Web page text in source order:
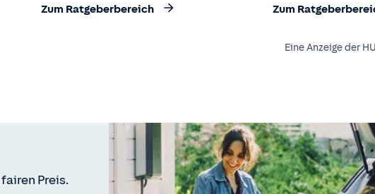
Zum Ratgeberbereich Zum
Eine Anzeige der
Preis.